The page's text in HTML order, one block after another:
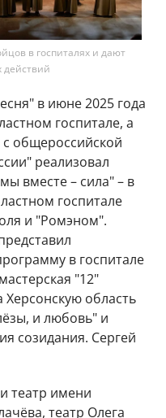
в госпиталях и дают
действий
в июне 2025 года
госпитале, а
с общероссийской
реализовал
вместе – сила" – в
госпитале
и "Ромэном".
в госпитале
"12"
область
и любовь" и
созидания. Сергей
театр имени
театр Олега